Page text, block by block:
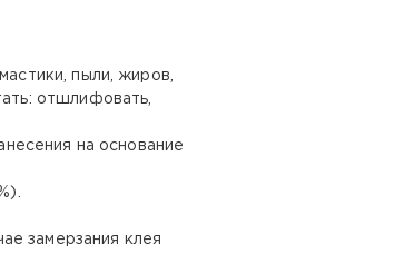
пыли, жиров,
отшлифовать,
на основание
замерзания клея